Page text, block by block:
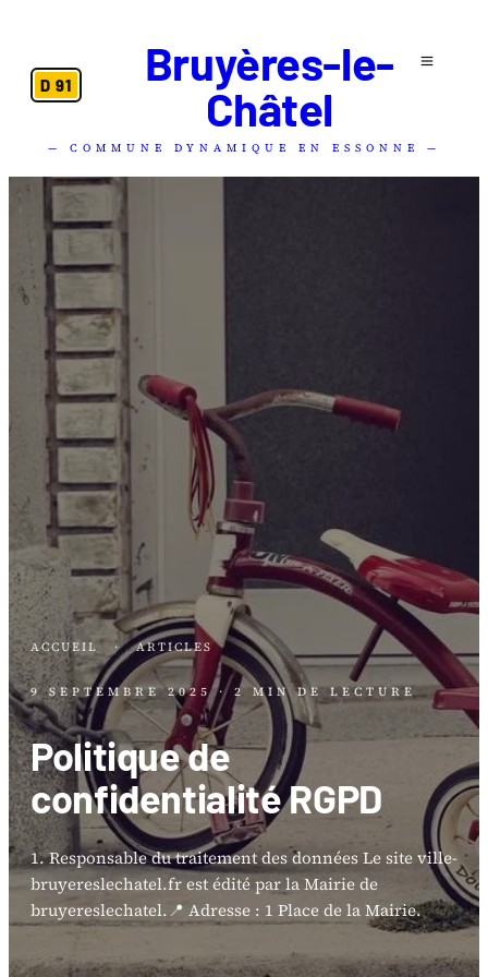
D 91
Bruyères-le-
Châtel
— COMMUNE DYNAMIQUE EN ESSONNE —
ACCUEIL · ARTICLES
9 SEPTEMBRE 2025 · 2 MIN DE LECTURE
Politique de
confidentialité RGPD
1. Responsable du traitement des données Le site ville-
bruyereslechatel.fr est édité par la Mairie de
bruyereslechatel.📍 Adresse : 1 Place de la Mairie.